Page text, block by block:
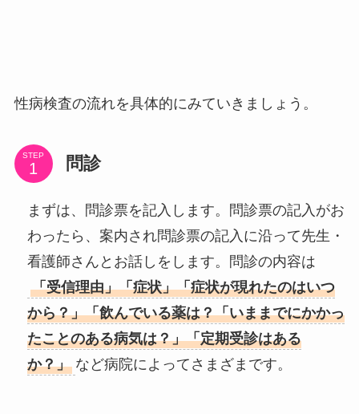
性病検査の流れを具体的にみていきましょう。
STEP 問診
まずは、問診票を記入します。問診票の記入がお
わったら、案内され問診票の記入に沿って先生・
看護師さんとお話しをします。問診の内容は
「受信理由」「症状」「症状が現れたのはいつ
から？」「飲んでいる薬は？「いままでにかかっ
たことのある病気は？」「定期受診はある
か？」 など病院によってさまざまです。